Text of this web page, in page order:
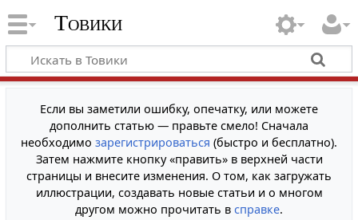
Товики
Если вы заметили ошибку, опечатку, или можете
дополнить статью — правьте смело! Сначала
необходимо зарегистрироваться (быстро и бесплатно).
Затем нажмите кнопку «править» в верхней части
страницы и внесите изменения. О том, как загружать
иллюстрации, создавать новые статьи и о многом
другом можно прочитать в справке.